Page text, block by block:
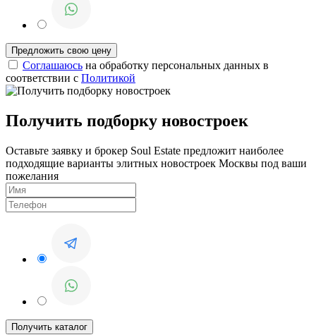
Соглашаюсь на обработку персональных данных в
соответствии с Политикой
Получить подборку новостроек
Оставьте заявку и брокер Soul Estate предложит наиболее
подходящие варианты элитных новостроек Москвы под ваши
пожелания